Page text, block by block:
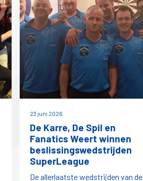
23 juni 2026
De Karre, De Spil en
Fanatics Weert winnen
beslissingswedstrijden
SuperLeague
De allerlaatste wedstrijden van de